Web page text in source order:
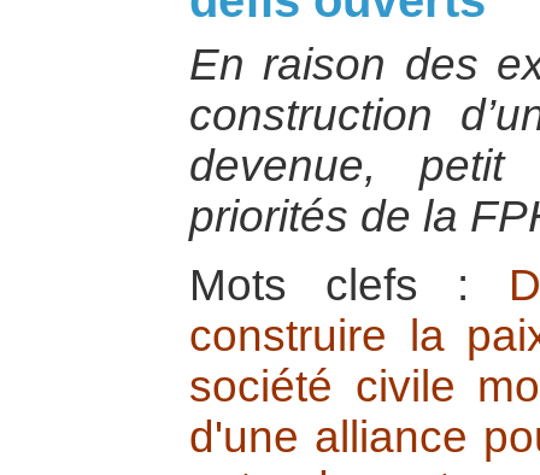
En raison des
construction
devenue,
priorités de la
Mots clefs :
construire la
société civile
d'une alliance